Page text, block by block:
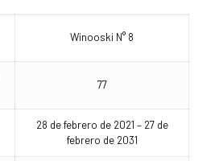
Winooski N° 8
77
28 de febrero de 2021 – 27 de
febrero de 2031